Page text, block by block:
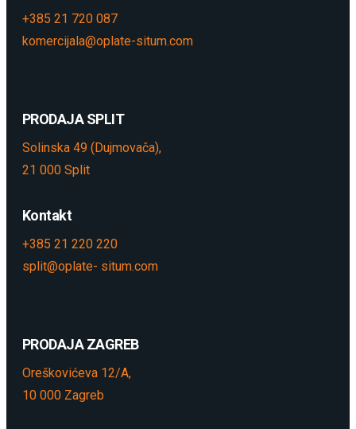
+385 21 720 087
komercijala@oplate-situm.com
PRODAJA SPLIT
Solinska 49 (Dujmovača),
21 000 Split
Kontakt
+385 21 220 220
split@oplate- situm.com
PRODAJA ZAGREB
Oreškovićeva 12/A,
10 000 Zagreb